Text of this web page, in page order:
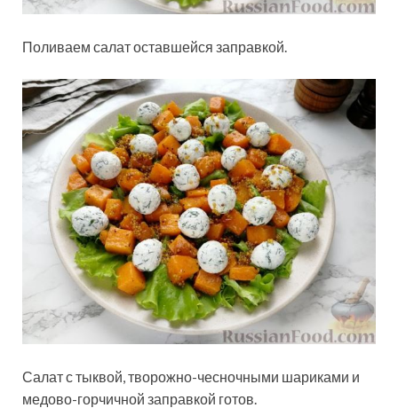
Поливаем салат оставшейся заправкой.
Салат с тыквой, творожно-чесночными шариками и
медово-горчичной заправкой готов.